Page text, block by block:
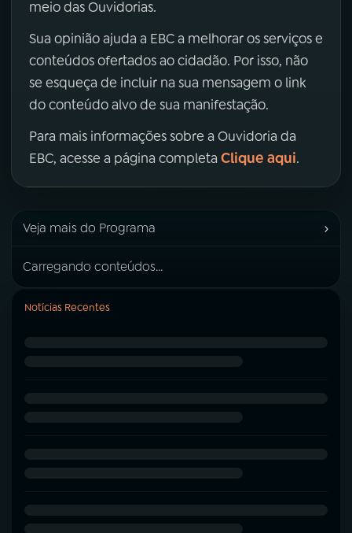
meio das Ouvidorias.
Sua opinião ajuda a EBC a melhorar os serviços e
conteúdos ofertados ao cidadão. Por isso, não
se esqueça de incluir na sua mensagem o link
do conteúdo alvo de sua manifestação.
Para mais informações sobre a Ouvidoria da
EBC, acesse a página completa Clique aqui.
Veja mais do Programa ›
Carregando conteúdos...
Notícias Recentes